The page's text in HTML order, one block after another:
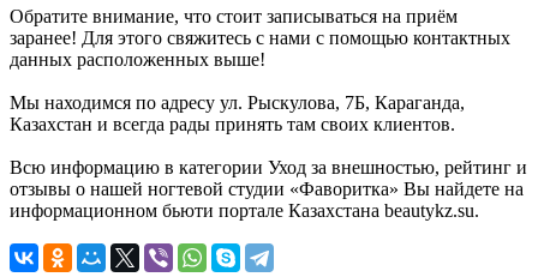
Обратите внимание, что стоит записываться на приём
заранее! Для этого свяжитесь с нами с помощью контактных
данных расположенных выше!
Мы находимся по адресу ул. Рыскулова, 7Б, Караганда,
Казахстан и всегда рады принять там своих клиентов.
Всю информацию в категории Уход за внешностью, рейтинг и
отзывы о нашей ногтевой студии «Фаворитка» Вы найдете на
информационном бьюти портале Казахстана beautykz.su.